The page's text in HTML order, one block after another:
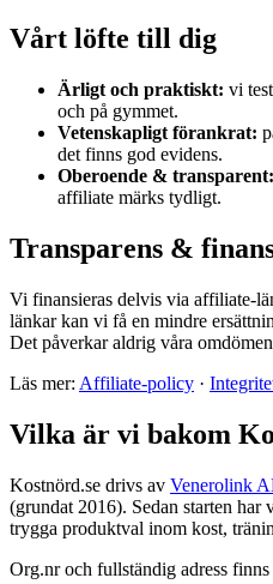
Vårt löfte till dig
Ärligt och praktiskt: vi
och på gymmet.
Vetenskapligt förankrat:
det finns god evidens.
Oberoende & transparent:
affiliate märks tydligt.
Transparens &
Vi finansieras delvis via affiliate-
länkar kan vi få en mindre
Det påverkar aldrig våra
Läs mer: Affiliate-policy ·
Vilka är vi bakom
Kostnörd.se drivs av Venerolink
(grundat 2016). Sedan starten har
trygga produktval inom kost,
Org.nr och fullständig adress